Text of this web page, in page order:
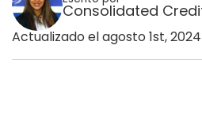
Consolidated
Actualizado el agosto 1st, 2024